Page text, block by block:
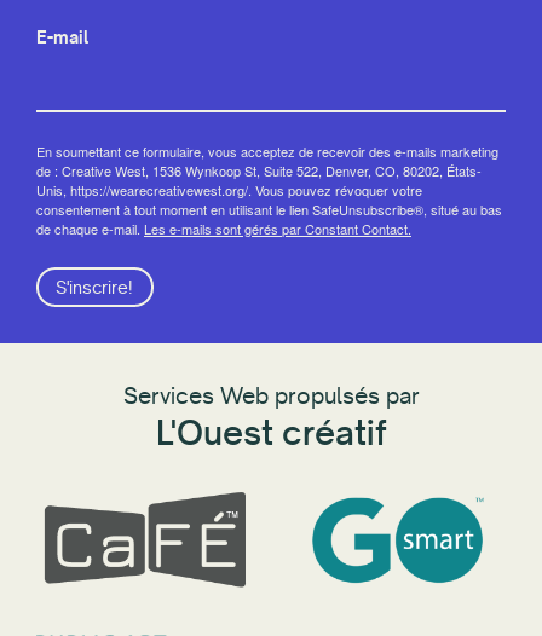
E-mail
En soumettant ce formulaire, vous acceptez de recevoir des e-mails marketing
de : Creative West, 1536 Wynkoop St, Suite 522, Denver, CO, 80202, États-
Unis, https://wearecreativewest.org/. Vous pouvez révoquer votre
consentement à tout moment en utilisant le lien SafeUnsubscribe®, situé au bas
de chaque e-mail. Les e-mails sont gérés par Constant Contact.
S'inscrire!
Services Web propulsés par
L'Ouest créatif